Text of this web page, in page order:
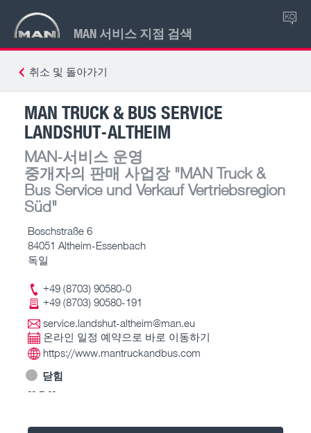
MAN 서비스 지점 검색
KO
취소 및 돌아가기
MAN TRUCK & BUS SERVICE
LANDSHUT-ALTHEIM
MAN-서비스 운영
중개자의 판매 사업장"MAN Truck &
Bus Service und Verkauf Vertriebsregion
Süd"
Boschstraße 6
84051 Altheim-Essenbach
독일
+49 (8703) 90580-0
+49 (8703) 90580-191
service.landshut-altheim@man.eu
온라인 일정 예약으로 바로 이동하기
https://www.mantruckandbus.com
닫힘
-- – --